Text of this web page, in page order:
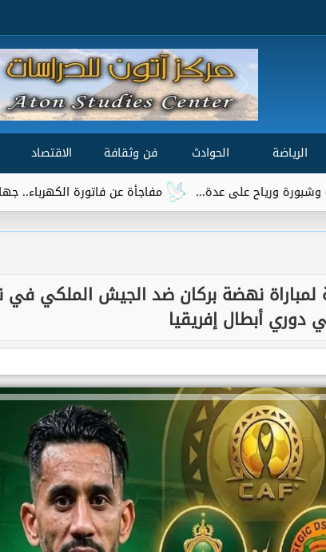
الرياضة الحوادث فن وثقافة الاقتصاد
مفاجأة عن فاتورة الكهرباء.. جهاز واحد يتصدر
لمباراة نهضة بركان ضد الجيش الملكي
دوري أبطال إفريقيا